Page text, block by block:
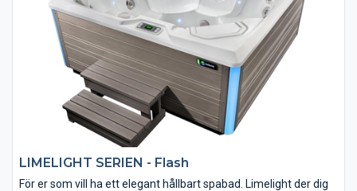
LIMELIGHT SERIEN - Flash
För er som vill ha ett elegant hållbart spabad. Limelight der dig